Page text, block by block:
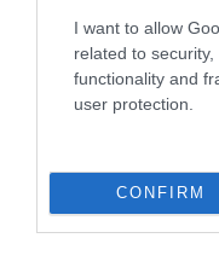
I want to allow
related to
functionality and
user protection.
CONFIRM
Trump e Infantino: